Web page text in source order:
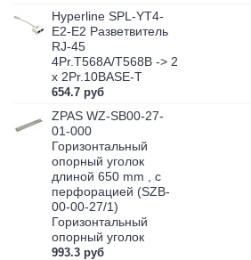
Hyperline SPL-YT4-
E2-E2 Разветвитель
RJ-45
4Pr.T568A/T568B -> 2
x 2Pr.10BASE-T
654.7 руб
ZPAS WZ-SB00-27-
01-000
Горизонтальный
опорный уголок
длиной 650 mm , с
перфорацией (SZB-
00-00-27/1)
Горизонтальный
опорный уголок
993.3 руб